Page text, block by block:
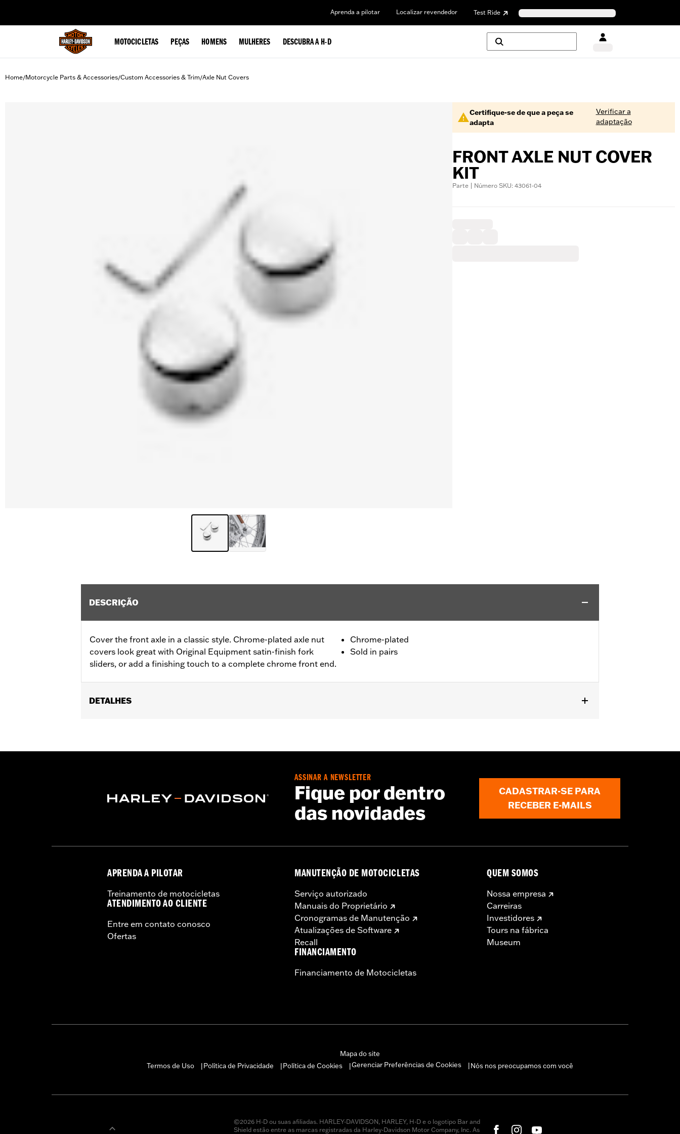
Aprenda a pilotar Localizar revendedor Test Ride
MOTOCICLETAS PEÇAS HOMENS MULHERES DESCUBRA A H-D
Home/Motorcycle Parts & Accessories/Custom Accessories & Trim/Axle Nut Covers
Certifique-se de que a peça se
adapta
Verificar a
adaptação
FRONT AXLE NUT COVER
KIT
Parte | Número SKU: 43061-04
DESCRIÇÃO
Cover the front axle in a classic style. Chrome-plated axle nut
covers look great with Original Equipment satin-finish fork
sliders, or add a finishing touch to a complete chrome front end.
Chrome-plated
Sold in pairs
DETALHES
Material:Billet
www.h-d.com/warrantyfor full details
ASSINAR A NEWSLETTER
Fique por dentro
das novidades
CADASTRAR-SE PARA
RECEBER E-MAILS
APRENDA A PILOTAR
Treinamento de motocicletas
ATENDIMENTO AO CLIENTE
Entre em contato conosco
Ofertas
MANUTENÇÃO DE MOTOCICLETAS
Serviço autorizado
Manuais do Proprietário
Cronogramas de Manutenção
Atualizações de Software
Recall
FINANCIAMENTO
Financiamento de Motocicletas
QUEM SOMOS
Nossa empresa
Carreiras
Investidores
Tours na fábrica
Museum
Mapa do site
Termos de Uso
Política de Privacidade Política de Cookies Gerenciar Preferências de Cookies Nós nos preocupamos com você
©2026 H-D ou suas afiliadas. HARLEY-DAVIDSON, HARLEY, H-D e o logotipo Bar and
Shield estão entre as marcas registradas da Harley-Davidson Motor Company, Inc. As